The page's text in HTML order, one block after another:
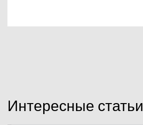
Интересные статьи